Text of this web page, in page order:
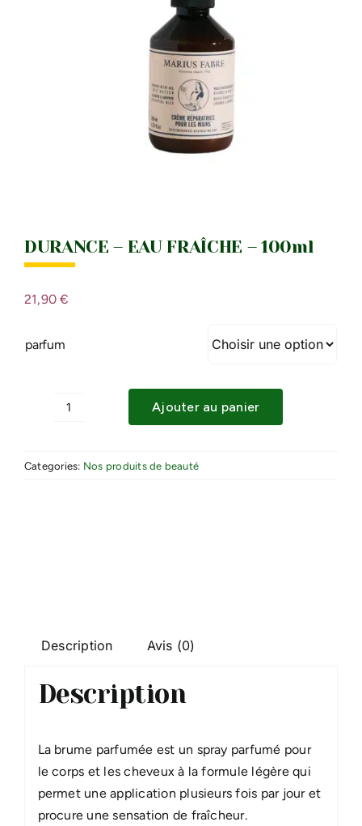
DURANCE – EAU FRAÎCHE – 100ml
21,90€
parfum
DURANCE
Ajouter au panier
Categories: Nos produits de beauté
Description Avis (0)
Description
La brume parfumée est un spray parfumé pour
le corps et les cheveux à la formule légère qui
permet une application plusieurs fois par jour et
procure une sensation de fraîcheur.